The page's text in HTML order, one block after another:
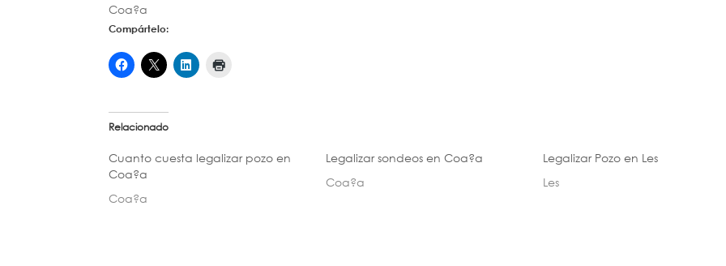
Coa?a
Compártelo:
Relacionado
Cuanto cuesta legalizar pozo en
Coa?a
Coa?a
Legalizar sondeos en Coa?a
Coa?a
Legalizar Pozo en Les
Les